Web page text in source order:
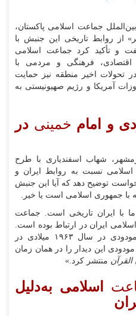
جماعت اسلامی پاکستان،
از روابط تاریخی این جنبش با
و تأکید کرد جماعت اسلامی
اقتصادی، فرهنگی و مردمی با
تحولات اخیر منطقه نیز حمایت
آمریکا و رژیم صهیونیستی به
و امام خمینی در
شهاب اسفندیاری با طرح
نسبت به روابط ایران و
توضیح دهد که آیا این جنبش
با جمهوری اسلامی است یا خیر.
با ایران تاریخی است. جماعت
ایران در ارتباط بوده است.
امام خمینی و سید ابوالاعلی مودودی در سال ۱۹۶۳ میلادی در
این دیدار را در همان زمان
منتشر کرد.»
اسلامی به‌دلیل